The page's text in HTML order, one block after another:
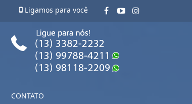
Ligamos para você
CONTATO